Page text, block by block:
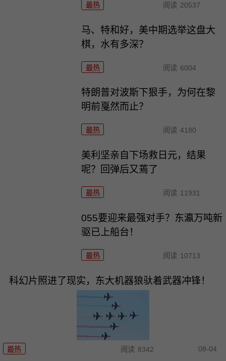
最热 阅读 20537
马、特和好，美中期选举这盘大
棋，水有多深？
最热 阅读 6004
特朗普对波斯下狠手，为何在黎
明前戛然而止？
最热 阅读 4180
美利坚亲自下场救日元，结果
呢？回弹后又蔫了
最热 阅读 11931
055要迎来最强对手？东瀛万吨新
驱已上船台！
最热 阅读 10713
科幻片照进了现实，东大机器狼驮着武器冲锋！
最热 阅读 8342 08-04